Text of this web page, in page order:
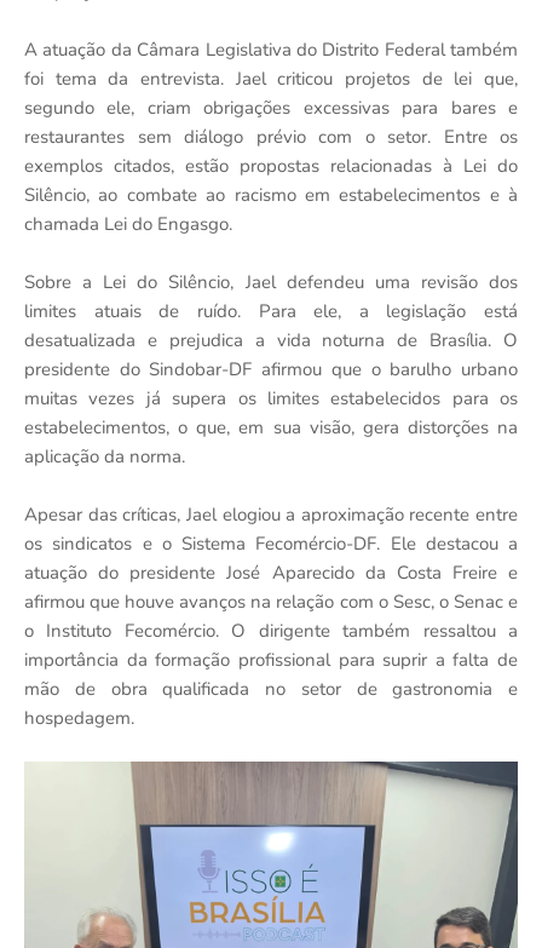
A atuação da Câmara Legislativa do Distrito Federal também
foi tema da entrevista. Jael criticou projetos de lei que,
segundo ele, criam obrigações excessivas para bares e
restaurantes sem diálogo prévio com o setor. Entre os
exemplos citados, estão propostas relacionadas à Lei do
Silêncio, ao combate ao racismo em estabelecimentos e à
chamada Lei do Engasgo.
Sobre a Lei do Silêncio, Jael defendeu uma revisão dos
limites atuais de ruído. Para ele, a legislação está
desatualizada e prejudica a vida noturna de Brasília. O
presidente do Sindobar-DF afirmou que o barulho urbano
muitas vezes já supera os limites estabelecidos para os
estabelecimentos, o que, em sua visão, gera distorções na
aplicação da norma.
Apesar das críticas, Jael elogiou a aproximação recente entre
os sindicatos e o Sistema Fecomércio-DF. Ele destacou a
atuação do presidente José Aparecido da Costa Freire e
afirmou que houve avanços na relação com o Sesc, o Senac e
o Instituto Fecomércio. O dirigente também ressaltou a
importância da formação profissional para suprir a falta de
mão de obra qualificada no setor de gastronomia e
hospedagem.